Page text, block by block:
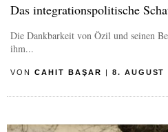
Das integrationspolitische
Die Dankbarkeit von Özil und seinen
ihm...
VON CAHIT BAŞAR | 8. AUGUST